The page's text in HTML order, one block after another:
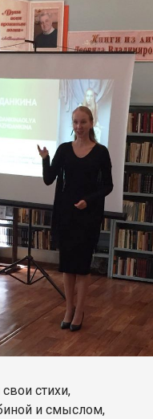
стихи,
и смыслом,